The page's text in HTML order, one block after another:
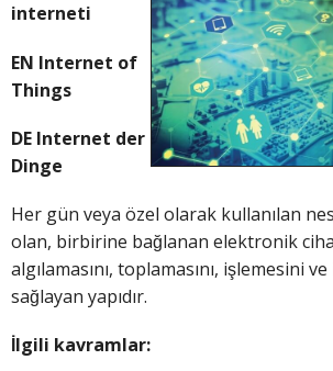
interneti
EN Internet of
Things
DE Internet der
Dinge
Her gün veya özel olarak kullanılan
olan, birbirine bağlanan elektronik
algılamasını, toplamasını, işlemesini
sağlayan yapıdır.
İlgili kavramlar: